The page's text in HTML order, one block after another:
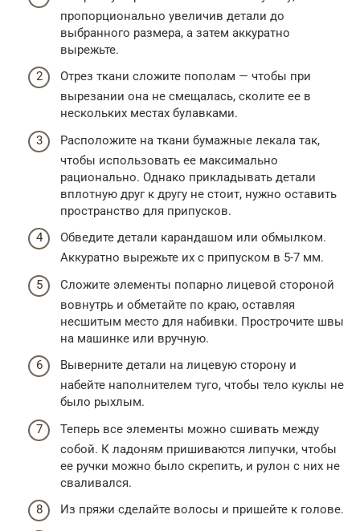
пропорционально увеличив детали до
выбранного размера, а затем аккуратно
вырежьте.
Отрез ткани сложите пополам — чтобы при
вырезании она не смещалась, сколите ее в
нескольких местах булавками.
Расположите на ткани бумажные лекала так,
чтобы использовать ее максимально
рационально. Однако прикладывать детали
вплотную друг к другу не стоит, нужно оставить
пространство для припусков.
Обведите детали карандашом или обмылком.
Аккуратно вырежьте их с припуском в 5-7 мм.
Сложите элементы попарно лицевой стороной
вовнутрь и обметайте по краю, оставляя
несшитым место для набивки. Прострочите швы
на машинке или вручную.
Выверните детали на лицевую сторону и
набейте наполнителем туго, чтобы тело куклы не
было рыхлым.
Теперь все элементы можно сшивать между
собой. К ладоням пришиваются липучки, чтобы
ее ручки можно было скрепить, и рулон с них не
сваливался.
Из пряжи сделайте волосы и пришейте к голове.